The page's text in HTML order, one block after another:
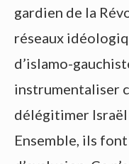
gardien de la
réseaux
d’islamo-
instrumentaliser
délégitimer
Ensemble, ils